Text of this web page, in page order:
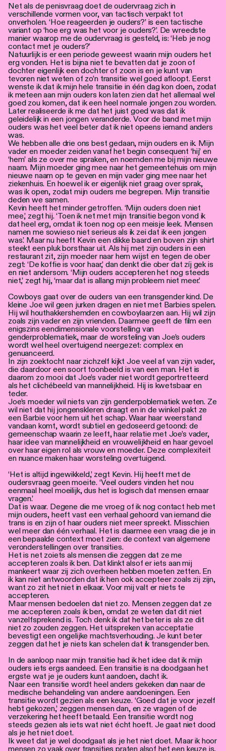
Net als de penisvraag doet de oudervraag zich in
verschillende vormen voor, van tactisch verpakt tot
onverholen. ‘Hoe reageerden je ouders?’ is een tactische
variant op ‘hoe erg was het voor je ouders?’. De wreedste
manier waarop me de oudervraag is gesteld, is: ‘Heb je nog
contact met je ouders?’
Natuurlijk is er een periode geweest waarin mijn ouders het
erg vonden. Het is bijna niet te bevatten dat je zoon of
dochter eigenlijk een dochter of zoon is en je kunt van
tevoren niet weten of zo’n transitie wel goed afloopt. Eerst
wenste ik dat ik mijn hele transitie in één dag kon doen, zodat
ik meteen aan mijn ouders kon laten zien dat het allemaal wel
goed zou komen, dat ik een heel normale jongen zou worden.
Later realiseerde ik me dat het juist goed was dat ik
geleidelijk in een jongen veranderde. Voor de band met mijn
ouders was het veel beter dat ik niet opeens iemand anders
was.
We hebben alle drie ons best gedaan, mijn ouders en ik. Mijn
vader en moeder zeiden vanaf het begin consequent ‘hij’ en
‘hem’ als ze over me spraken, en noemden me bij mijn nieuwe
naam. Mijn moeder ging mee naar het gemeentehuis om mijn
nieuwe naam op te geven en mijn vader ging mee naar het
ziekenhuis. En hoewel ik er eigenlijk niet graag over sprak,
was ik open, zodat mijn ouders me begrepen. Mijn transitie
deden we samen.
Kevin heeft het minder getroffen. ‘Mijn ouders doen niet
mee,’ zegt hij. ‘Toen ik net met mijn transitie begon vond ik
dat heel erg, omdat ik toen nog op een meisje leek. Mensen
namen me sowieso niet serieus als ik zei dat ik een jongen
was.’ Maar nu heeft Kevin een dikke baard en boven zijn shirt
steekt een pluk borsthaar uit. Als hij met zijn ouders in een
restaurant zit, zijn moeder naar hem wijst en tegen de ober
zegt: ‘De koffie is voor haar,’ dan denkt die ober dat zíj gek is
en niet andersom. ‘Mijn ouders accepteren het nog steeds
niet,’ zegt hij, ‘maar dat is allang mijn probleem niet meer.’
Cowboys gaat over de ouders van een transgender kind. De
kleine Joe wil geen jurken dragen en niet met Barbies spelen.
Hij wil houthakkershemden en cowboylaarzen aan. Hij wil zijn
zoals zijn vader en zijn vrienden. Daarmee geeft de film een
enigszins eendimensionale voorstelling van
genderproblematiek, maar de worsteling van Joe’s ouders
wordt wel heel overtuigend neergezet: complex en
genuanceerd.
In zijn zoektocht naar zichzelf kijkt Joe veel af van zijn vader,
die daardoor een soort toonbeeld is van een man. Het is
daarom zo mooi dat Joe’s vader niet wordt geportretteerd
als het clichébeeld van mannelijkheid. Hij is kwetsbaar en
teder.
Joe’s moeder wil niets van zijn genderpoblematiek weten. Ze
wil niet dat hij jongenskleren draagt en in de winkel pakt ze
een Barbie voor hem uit het schap. Waar haar weerstand
vandaan komt, wordt subtiel en gedoseerd getoond: de
gemeenschap waarin ze leeft, haar relatie met Joe’s vader,
haar idee van mannelijkheid en vrouwelijkheid en haar gevoel
over haar eigen rol als vrouw en moeder. Deze complexiteit
en nuance maken haar worsteling overtuigend.
‘Het is altijd ingewikkeld,’ zegt Kevin. Hij heeft met de
oudersvraag geen moeite. ‘Veel ouders vinden het nou
eenmaal heel moeilijk, dus het is logisch dat mensen ernaar
vragen.’
Dat is waar. Degene die me vroeg of ik nog contact heb met
mijn ouders, heeft vast een verhaal gehoord van iemand die
trans is en zijn of haar ouders niet meer spreekt. Misschien
wel meer dan één verhaal. Het is daarmee een vraag die je in
een bepaalde context moet zien: de context van algemene
veronderstellingen over transities.
Het is net zoiets als mensen die zeggen dat ze me
accepteren zoals ik ben. Dat klinkt alsof er iets aan mij
mankeert waar zij zich overheen hebben moeten zetten. En
ik kan niet antwoorden dat ik hen ook accepteer zoals zij zijn,
want zo zit het niet in elkaar. Voor mij valt er niets te
accepteren.
Maar mensen bedoelen dat niet zo. Mensen zeggen dat ze
me accepteren zoals ik ben, omdat ze weten dat dit niet
vanzelfsprekend is. Toch denk ik dat het beter is als ze dit
niet zo zouden zeggen. Het uitspreken van acceptatie
bevestigt een ongelijke machtsverhouding. Je kunt beter
zeggen dat het je niets kan schelen dat ik transgender ben.
In de aanloop naar mijn transitie had ik het idee dat ik mijn
ouders iets ergs aandeed. Een transitie is na doodgaan het
ergste wat je je ouders kunt aandoen, dacht ik.
Naar een transitie wordt heel anders gekeken dan naar de
medische behandeling van andere aandoeningen. Een
transitie wordt gezien als een keuze. ‘Goed dat je voor jezelf
hebt gekozen,’ zeggen mensen dan, en ze vragen of de
verzekering het heeft betaald. Een transitie wordt nog
steeds gezien als iets wat niet écht hoeft. Je gaat niet dood
als je het niet doet.
Ik weet dat je wel doodgaat als je het niet doet. Maar ik hoor
mensen zo vaak over transities praten alsof het een keuze is,